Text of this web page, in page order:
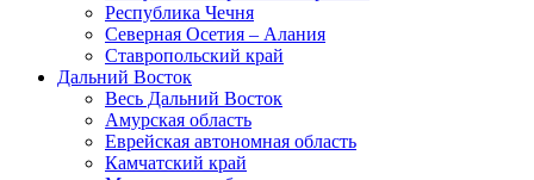
Республика Чечня
Северная Осетия – Алания
Ставропольский край
Дальний Восток
Весь Дальний Восток
Амурская область
Еврейская автономная область
Камчатский край